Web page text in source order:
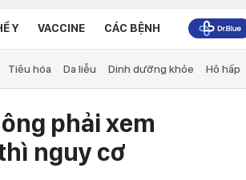
Y VACCINE CÁC BỆNH
Tiêu hóa Da liễu Dinh dưỡng khỏe Hô hấp
phải xem
nguy cơ